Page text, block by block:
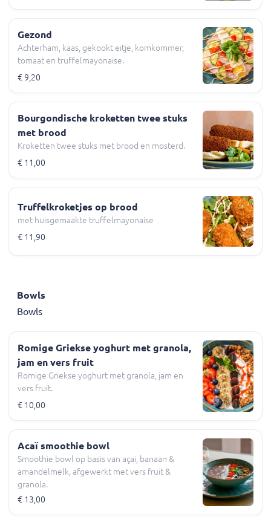
Gezond
Achterham, kaas, gekookt eitje, komkommer,
tomaat en truffelmayonaise.
€ 9,20
Bourgondische kroketten twee stuks
met brood
Kroketten twee stuks met brood en mosterd.
€ 11,00
Truffelkroketjes op brood
met huisgemaakte truffelmayonaise
€ 11,90
Bowls
Bowls
Romige Griekse yoghurt met granola,
jam en vers fruit
Romige Griekse yoghurt met granola, jam en
vers fruit.
€ 10,00
Acaï smoothie bowl
Smoothie bowl op basis van açai, banaan &
amandelmelk, afgewerkt met vers fruit &
granola.
€ 13,00